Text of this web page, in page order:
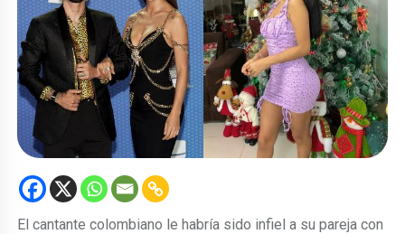
El cantante colombiano le habría sido infiel a su pareja con